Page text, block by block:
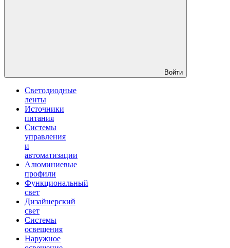
Войти
Светодиодные
ленты
Источники
питания
Системы
управления
и
автоматизации
Алюминиевые
профили
Функциональный
свет
Дизайнерский
свет
Системы
освещения
Наружное